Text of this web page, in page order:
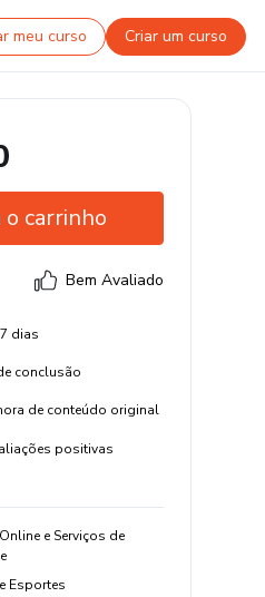
meu curso Criar um curso
o carrinho
Bem Avaliado
dias
conclusão
de conteúdo original
positivas
e Serviços de
Esportes